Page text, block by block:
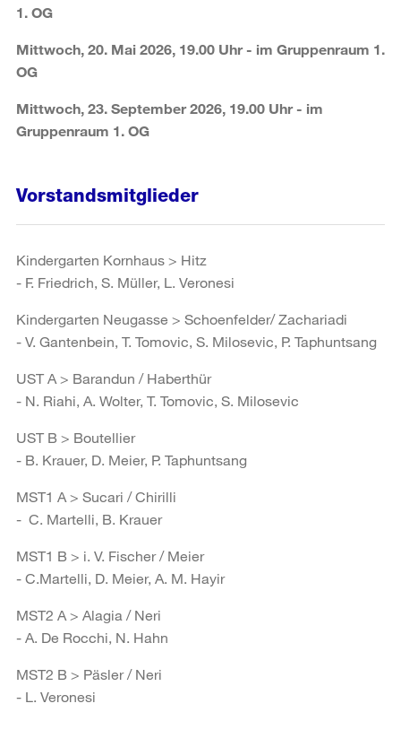
1. OG
Mittwoch, 20. Mai 2026, 19.00 Uhr - im Gruppenraum 1.
OG
Mittwoch, 23. September 2026, 19.00 Uhr - im
Gruppenraum 1. OG
Vorstandsmitglieder
Kindergarten Kornhaus > Hitz
- F. Friedrich, S. Müller, L. Veronesi
Kindergarten Neugasse > Schoenfelder/ Zachariadi
- V. Gantenbein, T. Tomovic, S. Milosevic, P. Taphuntsang
UST A > Barandun / Haberthür
- N. Riahi, A. Wolter, T. Tomovic, S. Milosevic
UST B > Boutellier
- B. Krauer, D. Meier, P. Taphuntsang
MST1 A > Sucari / Chirilli
- C. Martelli, B. Krauer
MST1 B > i. V. Fischer / Meier
- C.Martelli, D. Meier, A. M. Hayir
MST2 A > Alagia / Neri
- A. De Rocchi, N. Hahn
MST2 B > Päsler / Neri
- L. Veronesi